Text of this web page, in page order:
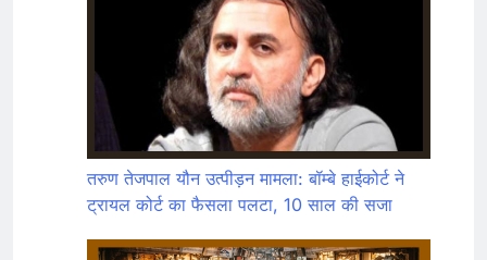
तरुण तेजपाल यौन उत्पीड़न मामला: बॉम्बे हाईकोर्ट ने
ट्रायल कोर्ट का फैसला पलटा, 10 साल की सजा